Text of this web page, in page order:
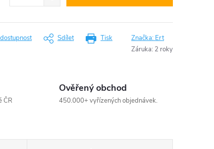
Tisk
Sdílet Značka: Ert
Záruka: 2 roky
ČR
Ověřený obchod
450.000+ vyřízených objednávek.